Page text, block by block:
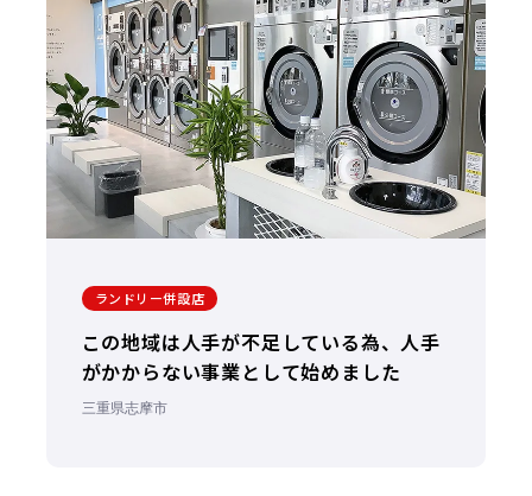
ランドリー併設店
この地域は人手が不足している為、人手
がかからない事業として始めました
三重県志摩市